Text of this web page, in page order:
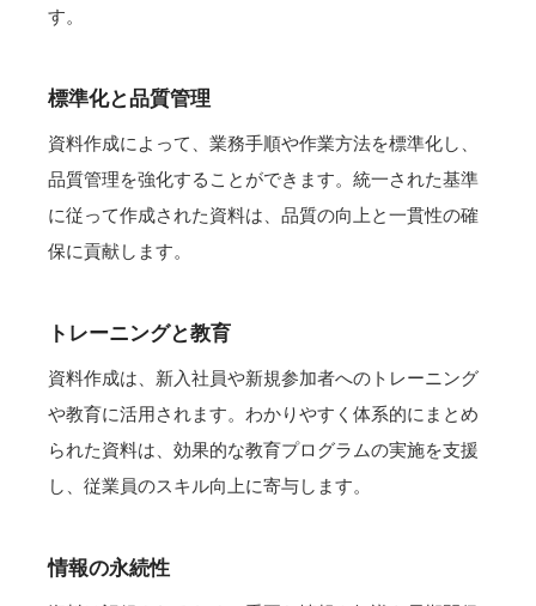
す。
標準化と品質管理
資料作成によって、業務手順や作業方法を標準化し、
品質管理を強化することができます。統一された基準
に従って作成された資料は、品質の向上と一貫性の確
保に貢献します。
トレーニングと教育
資料作成は、新入社員や新規参加者へのトレーニング
や教育に活用されます。わかりやすく体系的にまとめ
られた資料は、効果的な教育プログラムの実施を支援
し、従業員のスキル向上に寄与します。
情報の永続性